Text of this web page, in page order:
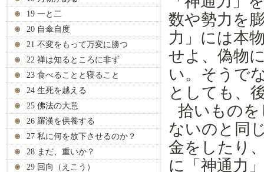
19 一と二
20 自傘自度
21 不変をもって万変に勝つ
22 禅は知るところに非ず
23 食べることと寝ること
24 生死を越える
25 佛法の大意
26 羅漢を供養する
27 私に何を放下させるのか？
28 まだ、重いか？
29 回向（えこう）
数や勢力 を
力」には本
せよ 、 偽物
い。 そうで
としても、
拾いもの
ないのと同
金を し たり
に「 神通力